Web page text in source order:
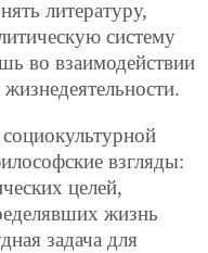
литературу,
систему
во взаимодействии
взгляды:
целей,
жизнь
задача для